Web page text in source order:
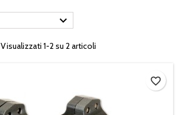

Visualizzati 1-2 su 2 articoli
favorite_border